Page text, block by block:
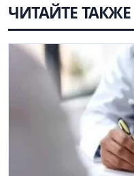
ЧИТАЙТЕ ТАКЖЕ